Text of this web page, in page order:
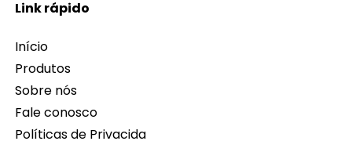
Link rápido
Início
Produtos
Sobre nós
Fale conosco
Políticas de Privacida